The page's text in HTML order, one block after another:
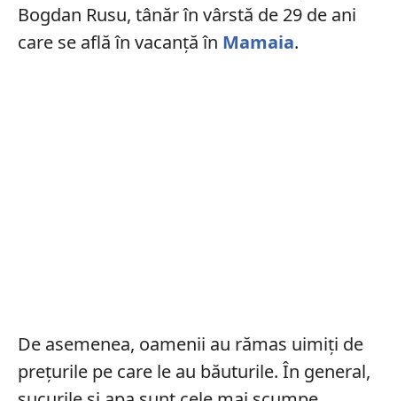
Bogdan Rusu, tânăr în vârstă de 29 de ani
care se află în vacanță în Mamaia.
De asemenea, oamenii au rămas uimiți de
prețurile pe care le au băuturile. În general,